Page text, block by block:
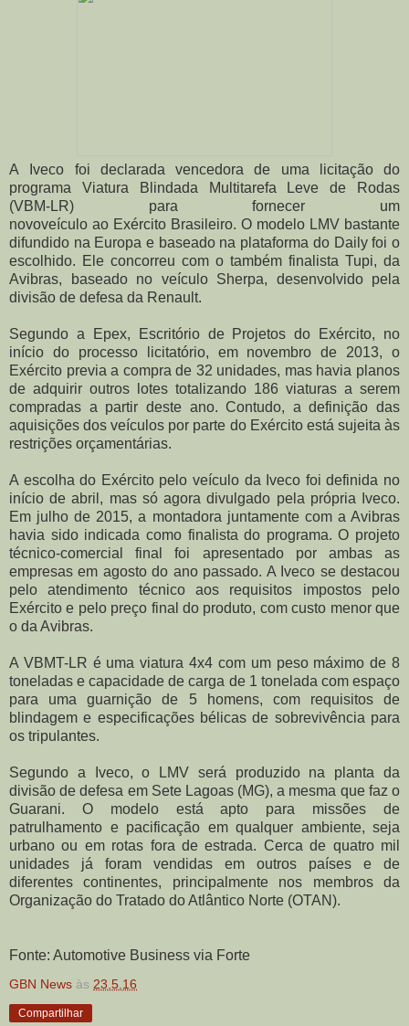
A Iveco foi declarada vencedora de uma licitação do
programa Viatura Blindada Multitarefa Leve de Rodas
(VBM-LR) para fornecer um
novoveículo ao Exército Brasileiro. O modelo LMV bastante
difundido na Europa e baseado na plataforma do Daily foi o
escolhido. Ele concorreu com o também finalista Tupi, da
Avibras, baseado no veículo Sherpa, desenvolvido pela
divisão de defesa da Renault.
Segundo a Epex, Escritório de Projetos do Exército, no
início do processo licitatório, em novembro de 2013, o
Exército previa a compra de 32 unidades, mas havia planos
de adquirir outros lotes totalizando 186 viaturas a serem
compradas a partir deste ano. Contudo, a definição das
aquisições dos veículos por parte do Exército está sujeita às
restrições orçamentárias.
A escolha do Exército pelo veículo da Iveco foi definida no
início de abril, mas só agora divulgado pela própria Iveco.
Em julho de 2015, a montadora juntamente com a Avibras
havia sido indicada como finalista do programa. O projeto
técnico-comercial final foi apresentado por ambas as
empresas em agosto do ano passado. A Iveco se destacou
pelo atendimento técnico aos requisitos impostos pelo
Exército e pelo preço final do produto, com custo menor que
o da Avibras.
A VBMT-LR é uma viatura 4x4 com um peso máximo de 8
toneladas e capacidade de carga de 1 tonelada com espaço
para uma guarnição de 5 homens, com requisitos de
blindagem e especificações bélicas de sobrevivência para
os tripulantes.
Segundo a Iveco, o LMV será produzido na planta da
divisão de defesa em Sete Lagoas (MG), a mesma que faz o
Guarani. O modelo está apto para missões de
patrulhamento e pacificação em qualquer ambiente, seja
urbano ou em rotas fora de estrada. Cerca de quatro mil
unidades já foram vendidas em outros países e de
diferentes continentes, principalmente nos membros da
Organização do Tratado do Atlântico Norte (OTAN).
Fonte: Automotive Business via Forte
GBN News às 23.5.16
Compartilhar